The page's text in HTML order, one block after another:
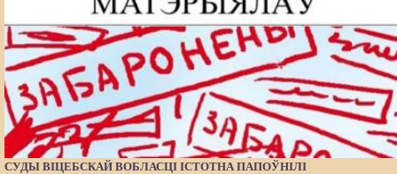
СУДЫ ВІЦЕБСКАЙ ВОБЛАСЦІ ІСТОТНА ПАПОЎНІЛІ